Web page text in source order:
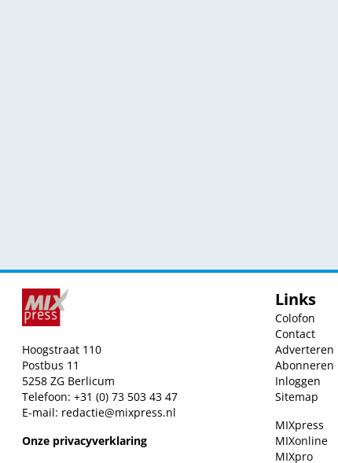
Hoogstraat 110
Postbus 11
5258 ZG Berlicum
Telefoon: +31 (0) 73 503 43 47
E-mail: redactie@mixpress.nl
Onze privacyverklaring
Links
Colofon
Contact
Adverteren
Abonneren
Inloggen
Sitemap
MIXpress
MIXonline
MIXpro